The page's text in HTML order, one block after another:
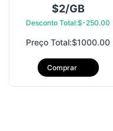
Brasil
Botsuana
$2/GB
Desconto Total:$-250.00
Preço Total:$1000.00
Comprar